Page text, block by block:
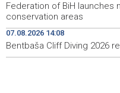
14:35
Federation of BiH
conservation areas
14:16
U Bosni i
vrijeme, poslijepodne
Federation of BiH launches
conservation areas
07.08.2026 14:08
Bentbaša Cliff Diving 2026